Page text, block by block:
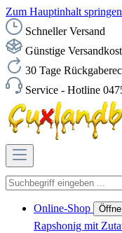
Zum Hauptinhalt springen
Schneller Versand
Günstige
30 Tage
Service - Hotline
Online-Shop
Rapshonig mit